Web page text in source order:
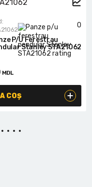
0
P/u Ferestrau
Stanley STA21062
MDL
COȘ